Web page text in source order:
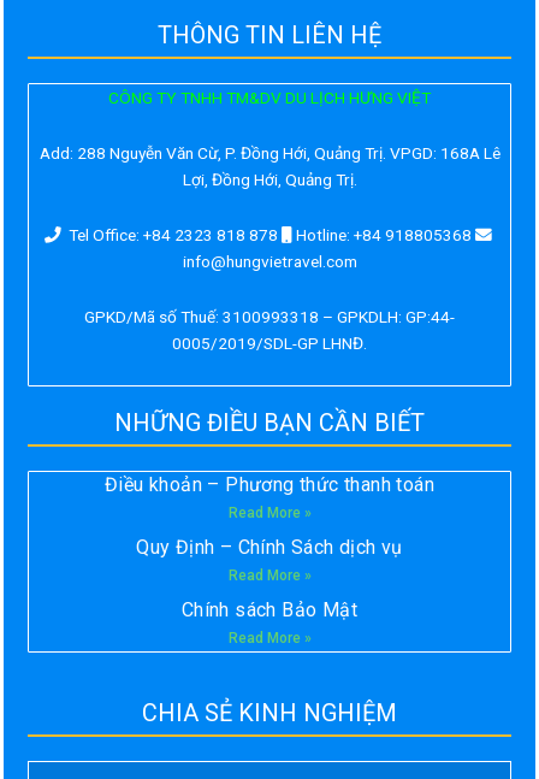
THÔNG TIN LIÊN HỆ
CÔNG TY TNHH TM&DV DU LỊCH HƯNG VIỆT
Add: 288 Nguyễn Văn Cừ, P. Đồng Hới, Quảng Trị. VPGD: 168A Lê
Lợi, Đồng Hới, Quảng Trị.
Tel Office: +84 2323 818 878
Hotline: +84 918805368
info@hungvietravel.com
GPKD/Mã số Thuế: 3100993318 – GPKDLH: GP:44-
0005/2019/SDL-GP LHNĐ.
NHỮNG ĐIỀU BẠN CẦN BIẾT
Điều khoản – Phương thức thanh toán
Read More »
Quy Định – Chính Sách dịch vụ
Read More »
Chính sách Bảo Mật
Read More »
CHIA SẺ KINH NGHIỆM